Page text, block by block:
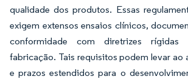
qualidade dos produtos. Essas
exigem extensos ensaios clínicos,
conformidade com diretrizes
fabricação. Tais requisitos podem levar ao
e prazos estendidos para o